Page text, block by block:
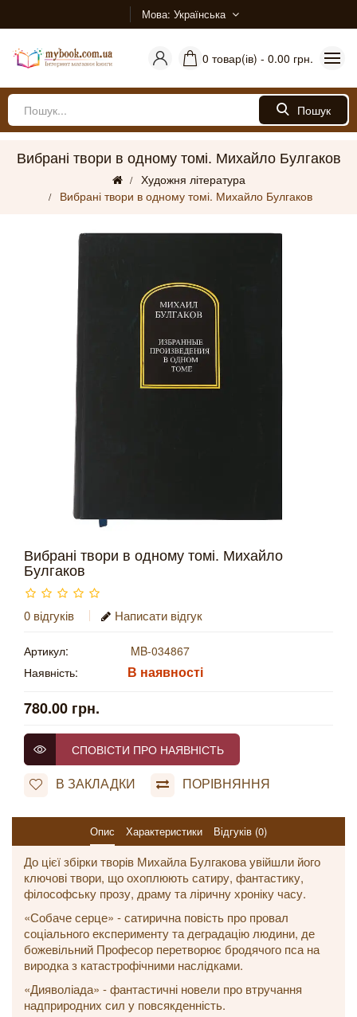
Мова Українська
0 товар(ів) - 0.00 грн.
Пошук
Вибрані твори в одному томі. Михайло Булгаков
Художня література
Вибрані твори в одному томі. Михайло Булгаков
Вибрані твори в одному томі. Михайло
Булгаков
0 відгуків Написати відгук
Артикул:
MB-034867
Наявність:
В наявності
780.00 грн.
СПОВІСТИ ПРО НАЯВНІСТЬ
В ЗАКЛАДКИ ПОРІВНЯННЯ
Опис Характеристики Відгуків (0)
До цієї збірки творів Михайла Булгакова увійшли його
ключові твори, що охоплюють сатиру, фантастику,
філософську прозу, драму та ліричну хроніку часу.
«Собаче серце» - сатирична повість про провал
соціального експерименту та деградацію людини, де
божевільний Професор перетворює бродячого пса на
виродка з катастрофічними наслідками.
«Дияволіада» - фантастичні новели про втручання
надприродних сил у повсякденність.